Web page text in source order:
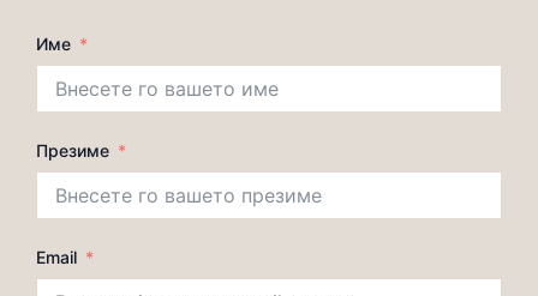
Име
Презиме
Email